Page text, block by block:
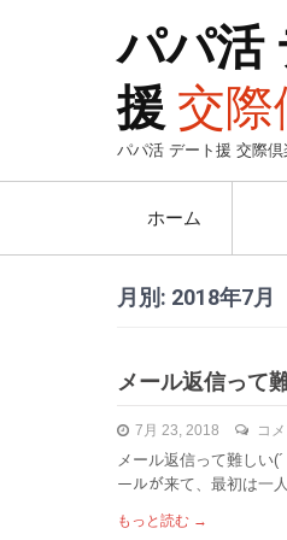
パパ活
援 交際
パパ活 デート援 交際倶
ホーム
月別: 2018年7月
メール返信って
7月 23, 2018 コ
メール返信って難しい
ールが来て、最初は一
もっと読む →